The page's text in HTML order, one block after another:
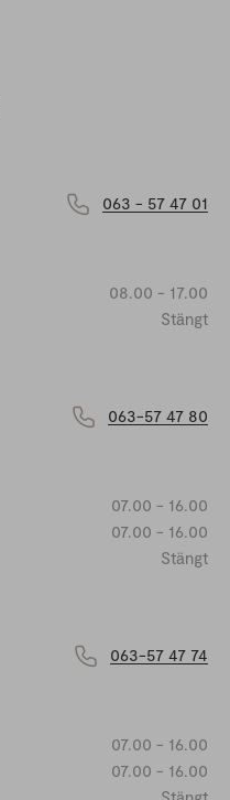
063 - 57 47 01
08.00 - 17.00
Stängt
063-57 47 80
07.00 - 16.00
07.00 - 16.00
Stängt
063-57 47 74
07.00 - 16.00
07.00 - 16.00